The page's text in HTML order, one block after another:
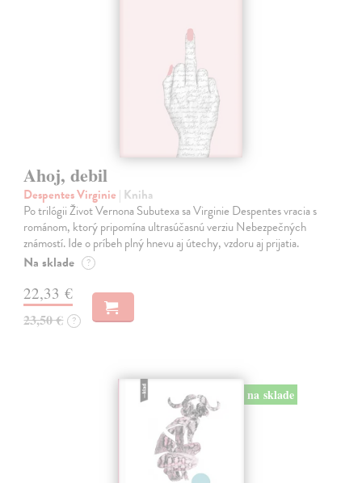
Ahoj, debil
Despentes Virginie | Kniha
Po trilógii Život Vernona Subutexa sa Virginie Despentes vracia s
románom, ktorý pripomína ultrasúčasnú verziu Nebezpečných
známostí. Ide o príbeh plný hnevu aj útechy, vzdoru aj prijatia.
Na sklade ?
22,33 €
23,50 € ?
na sklade